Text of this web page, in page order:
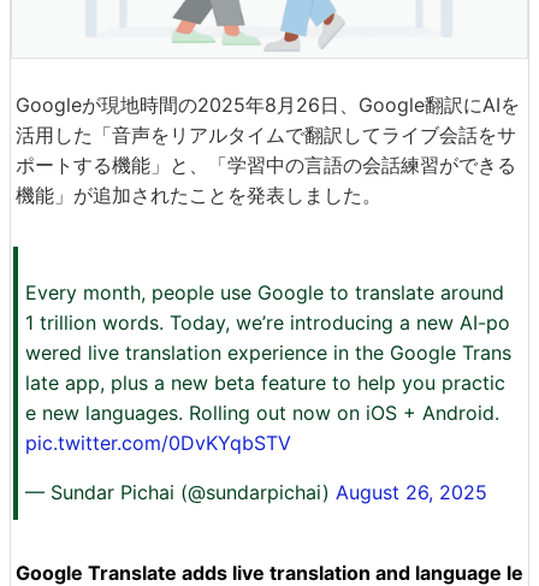
Googleが現地時間の2025年8月26日、Google翻訳にAIを
活用した「音声をリアルタイムで翻訳してライブ会話をサ
ポートする機能」と、「学習中の言語の会話練習ができる
機能」が追加されたことを発表しました。
Every month, people use Google to translate around
1 trillion words. Today, we’re introducing a new AI-po
wered live translation experience in the Google Trans
late app, plus a new beta feature to help you practic
e new languages. Rolling out now on iOS + Android.
pic.twitter.com/0DvKYqbSTV
— Sundar Pichai (@sundarpichai) August 26, 2025
Google Translate adds live translation and language le